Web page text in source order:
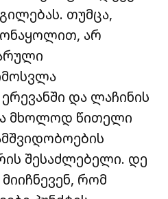
თუმცა,
არ
და ლაჩინის
მხოლოდ წითელი
შესაძლებელი. დე
რომ